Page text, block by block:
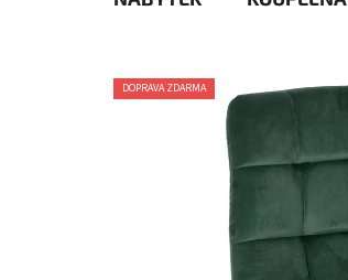
DOPRAVA ZDARMA